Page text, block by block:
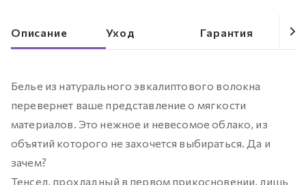
Описание Уход Гарантия
Белье из натурального эвкалиптового волокна
перевернет ваше представление о мягкости
материалов. Это нежное и невесомое облако, из
объятий которого не захочется выбираться. Да и
зачем?
Тенсел, прохладный в первом прикосновении, лишь